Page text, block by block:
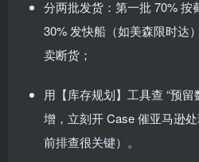
分两批发货：第一批 70% 按
30% 发快船（如美森限时达
卖断货；
用【库存规划】工具查 “预留
增，立刻开 Case 催亚马逊
前排查很关键）。